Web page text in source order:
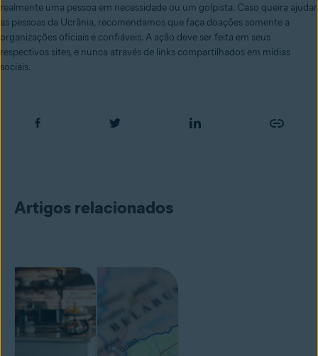
realmente uma pessoa em necessidade ou um golpista. Caso queira ajudar
as pessoas da Ucrânia, recomendamos que faça doações somente a
organizações oficiais e confiáveis. A ação deve ser feita em seus
respectivos sites, e nunca através de links compartilhados em mídias
sociais.
Artigos relacionados